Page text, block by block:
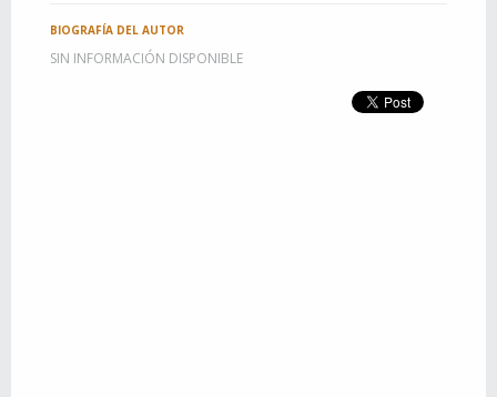
BIOGRAFÍA DEL AUTOR
SIN INFORMACIÓN DISPONIBLE